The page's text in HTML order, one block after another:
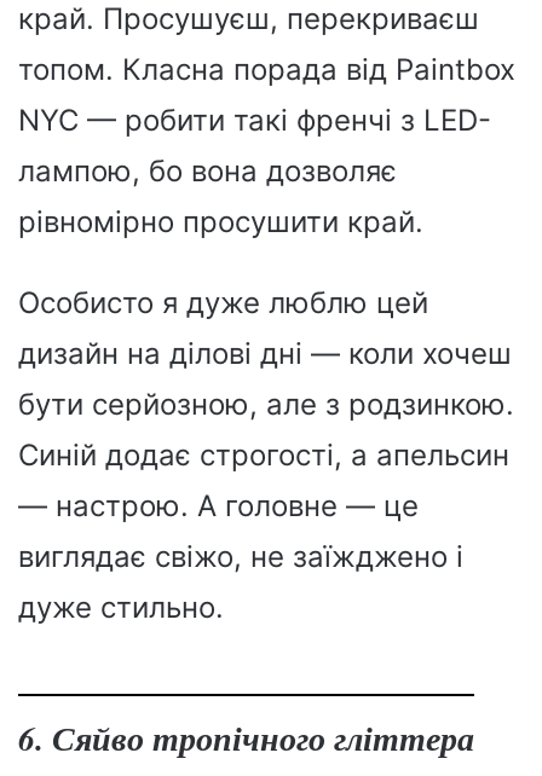
край. Просушуєш, перекриваєш
топом. Класна порада від Paintbox
NYC — робити такі френчі з LED-
лампою, бо вона дозволяє
рівномірно просушити край.
Особисто я дуже люблю цей
дизайн на ділові дні — коли хочеш
бути серйозною, але з родзинкою.
Синій додає строгості, а апельсин
— настрою. А головне — це
виглядає свіжо, не заїжджено і
дуже стильно.
6. Сяйво тропічного гліттера